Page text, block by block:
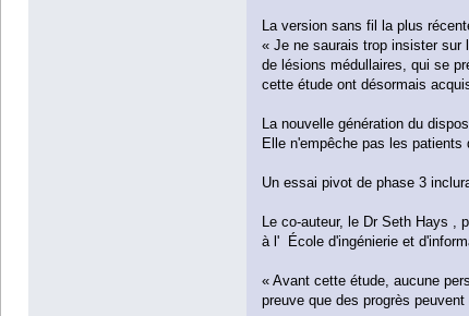
La version sans fil la plus
« Je ne saurais trop insister sur
de lésions médullaires, qui se
cette étude ont désormais
La nouvelle génération du
Elle n'empêche pas les patients
Un essai pivot de phase 3
Le co-auteur, le Dr Seth Hays ,
à l' École d'ingénierie et
« Avant cette étude, aucune
preuve que des progrès